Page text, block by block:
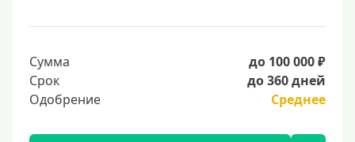
Сумма
до 100 000 ₽
Срок
до 360 дней
Одобрение
Среднее